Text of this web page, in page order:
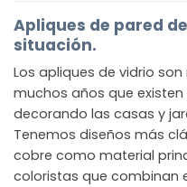
Apliques de pared
situación.
Los apliques de vidrio
muchos años que
decorando las casas y
Tenemos diseños más
cobre como material
coloristas que combinan